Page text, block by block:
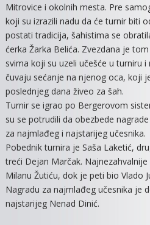
Mitrovice i okolnih mesta. Pre
koji su izrazili nadu da će turnir biti
postati tradicija, šahistima se
ćerka Žarka Belića. Zvezdana je
svima koji su uzeli učešće u turniru
čuvaju sećanje na njenog oca, koji
poslednjeg dana živeo za šah.
Turnir se igrao po Bergerovom
su se potrudili da obezbede
za najmlađeg i najstarijeg učesnika.
Pobednik turnira je Saša Laketić,
treći Dejan Marčak.
Milanu Žutiću, dok je peti bio Vlado
Nagradu za najmlađeg učesnika je
najstarijeg Nenad Dinić.